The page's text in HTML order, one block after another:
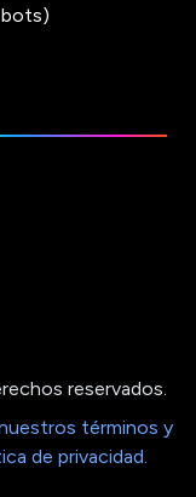
reservados.
términos y
de privacidad.